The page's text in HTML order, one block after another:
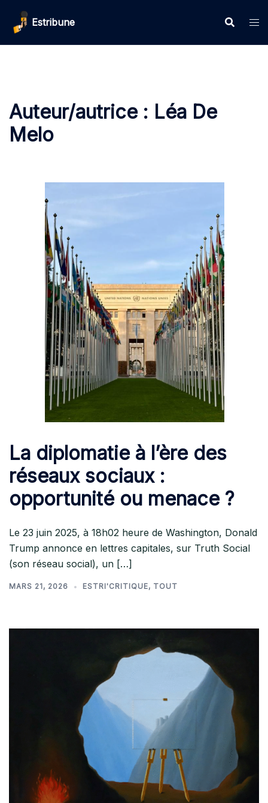
Estribune
Auteur/autrice : Léa De
Melo
La diplomatie à l’ère des
réseaux sociaux :
opportunité ou menace ?
Le 23 juin 2025, à 18h02 heure de Washington, Donald
Trump annonce en lettres capitales, sur Truth Social
(son réseau social), un […]
MARS 21, 2026 ESTRI'CRITIQUE, TOUT